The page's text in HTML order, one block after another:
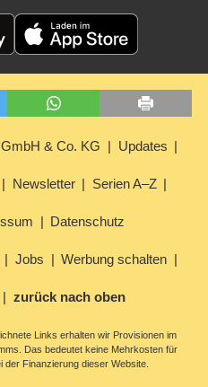
& Co. KG Updates
Newsletter Serien A–Z
Datenschutz
Jobs Werbung schalten
zurück nach oben
Links erhalten wir Provisionen im
Das bedeutet keine Mehrkosten für
Finanzierung dieser Website.